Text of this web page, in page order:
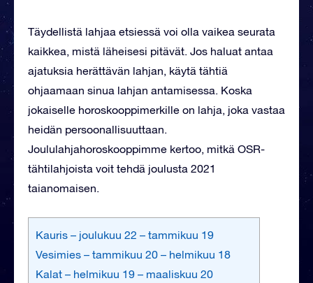
Täydellistä lahjaa etsiessä voi olla vaikea seurata
kaikkea, mistä läheisesi pitävät. Jos haluat antaa
ajatuksia herättävän lahjan, käytä tähtiä
ohjaamaan sinua lahjan antamisessa. Koska
jokaiselle horoskooppimerkille on lahja, joka vastaa
heidän persoonallisuuttaan.
Joululahjahoroskooppimme kertoo, mitkä OSR-
tähtilahjoista voit tehdä joulusta 2021
taianomaisen.
Kauris – joulukuu 22 – tammikuu 19
Vesimies – tammikuu 20 – helmikuu 18
Kalat – helmikuu 19 – maaliskuu 20